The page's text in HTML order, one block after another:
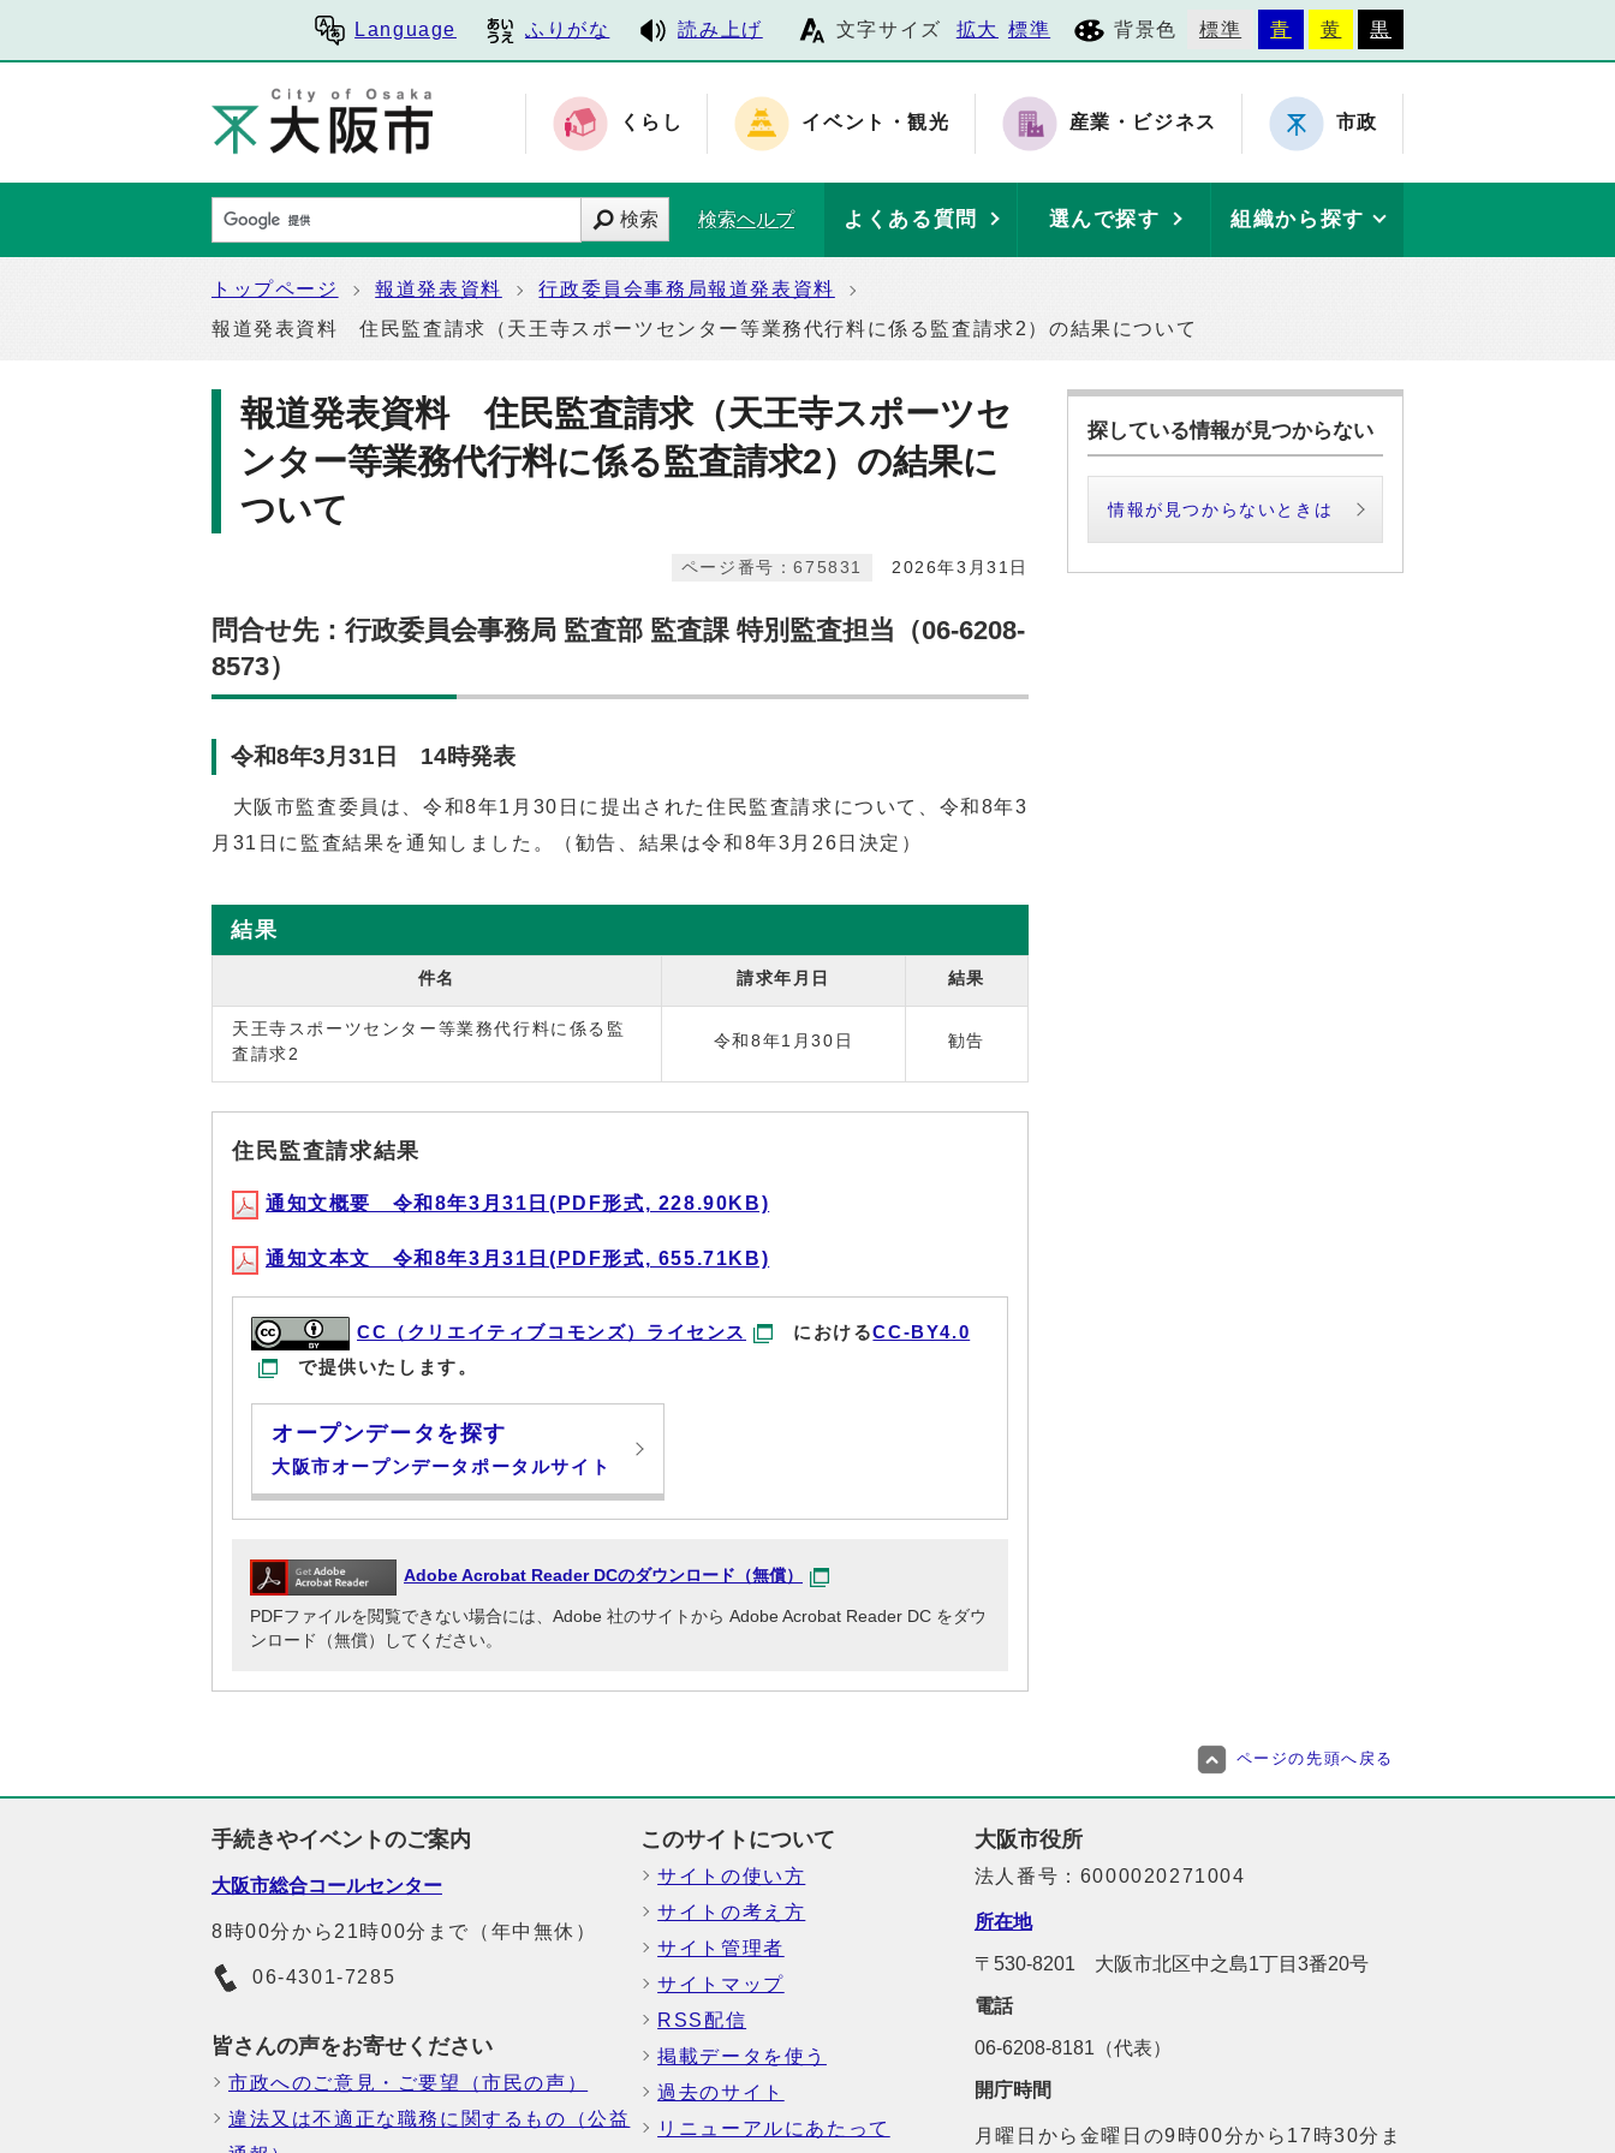
Language ふりがな 読み上げ 文字サイズ 拡大 標準 背景色 標準 青 黄 黒
くらし イベント・観光 産業・ビジネス 市政
検索 検索ヘルプ よくある質問 選んで探す 組織から探す
トップページ 報道発表資料
行政委員会事務局報道発表資料
報道発表資料 住民監査請求（天王寺スポーツセンター等業務代行料に係る監査請求2）の結果について
報道発表資料 住民監査請求（天王寺スポーツセ
ンター等業務代行料に係る監査請求2）の結果に
ついて
2026年3月31日
ページ番号：675831
問合せ先：行政委員会事務局 監査部 監査課 特別監査担当（06-6208-
8573）
令和8年3月31日 14時発表
大阪市監査委員は、令和8年1月30日に提出された住民監査請求について、令和8年3
月31日に監査結果を通知しました。（勧告、結果は令和8年3月26日決定）
結果
件名 請求年月日 結果
天王寺スポーツセンター等業務代行料に係る監
査請求2
令和8年1月30日 勧告
住民監査請求結果
通知文概要 令和8年3月31日(PDF形式, 228.90KB)
通知文本文 令和8年3月31日(PDF形式, 655.71KB)
CC（クリエイティブコモンズ）ライセンス におけるCC-BY4.0
で提供いたします。
オープンデータを探す
大阪市オープンデータポータルサイト
Adobe Acrobat Reader DCのダウンロード（無償）
PDFファイルを閲覧できない場合には、Adobe 社のサイトから Adobe Acrobat Reader DC をダウ
ンロード（無償）してください。
探している情報が見つからない
情報が見つからないときは
ページの先頭へ戻る
手続きやイベントのご案内
大阪市総合コールセンター
8時00分から21時00分まで（年中無休）
06-4301-7285
皆さんの声をお寄せください
市政へのご意見・ご要望（市民の声）
違法又は不適正な職務に関するもの（公益
このサイトについて
サイトの使い方
サイトの考え方
サイト管理者
サイトマップ
RSS配信
掲載データを使う
過去のサイト
リニューアルにあたって
大阪市役所
法人番号：6000020271004
所在地
〒530-8201 大阪市北区中之島1丁目3番20号
電話
06-6208-8181（代表）
開庁時間
月曜日から金曜日の9時00分から17時30分ま